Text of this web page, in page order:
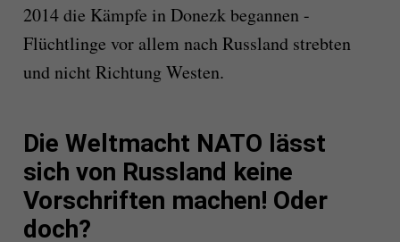
2014 die Kämpfe in Donezk begannen -
Flüchtlinge vor allem nach Russland strebten
und nicht Richtung Westen.
Die Weltmacht NATO lässt
sich von Russland keine
Vorschriften machen! Oder
doch?